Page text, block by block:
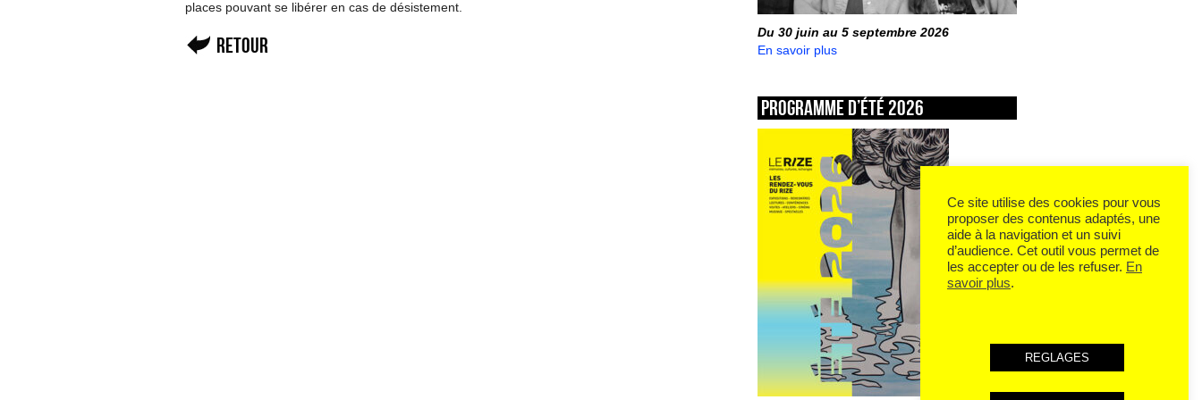
places pouvant se libérer en cas de désistement.
Retour
Du 30 juin au 5 septembre 2026
En savoir plus
Programme d’été 2026
Ce site utilise des cookies pour vous
proposer des contenus adaptés, une
aide à la navigation et un suivi
d’audience. Cet outil vous permet de
les accepter ou de les refuser. En
savoir plus.
REGLAGES